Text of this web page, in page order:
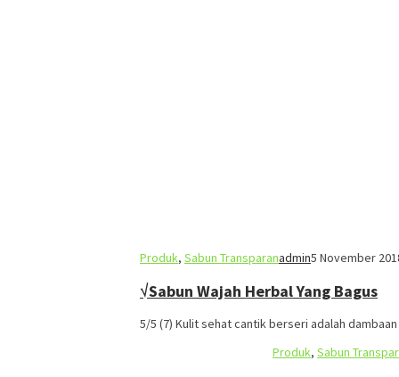
Produk, Sabun Transparanadmin5 November
√Sabun Wajah Herbal Yang Bagus
5/5 (7) Kulit sehat cantik berseri adalah
Produk, Sabun